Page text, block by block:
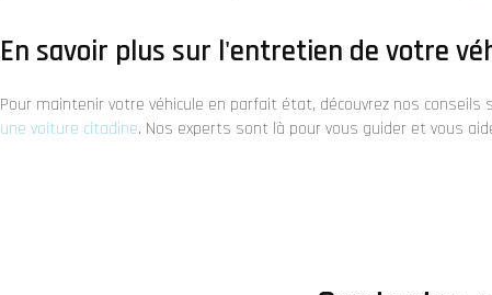
En savoir plus sur l'entretien de votre
Pour maintenir votre véhicule en parfait état, découvrez nos conseils
une voiture citadine. Nos experts sont là pour vous guider et vous